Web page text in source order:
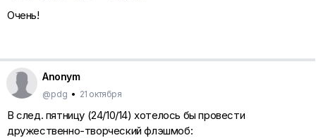
Очень!
Anonym
@pdg • 21 октября
В след. пятницу (24/10/14) хотелось бы провести
дружественно-творческий флэшмоб: